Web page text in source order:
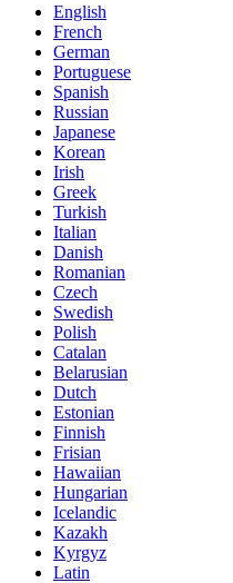
English
French
German
Portuguese
Spanish
Russian
Japanese
Korean
Irish
Greek
Turkish
Italian
Danish
Romanian
Czech
Swedish
Polish
Catalan
Belarusian
Dutch
Estonian
Finnish
Frisian
Hawaiian
Hungarian
Icelandic
Kazakh
Kyrgyz
Latin